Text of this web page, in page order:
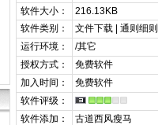
软件大小：
216.13KB
软件类别：
文件下载 | 通则细
运行环境：
/其它
授权方式：
免费软件
加入时间：
免费软件
软件评级：
软件添加：
古道西风瘦马